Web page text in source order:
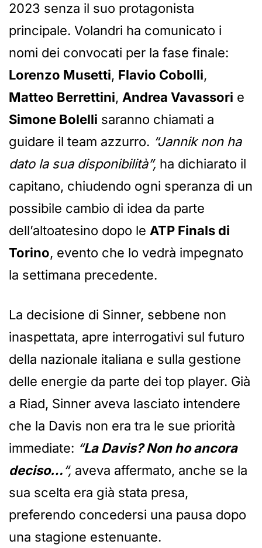
2023 senza il suo protagonista
principale. Volandri ha comunicato i
nomi dei convocati per la fase finale:
Lorenzo Musetti, Flavio Cobolli,
Matteo Berrettini, Andrea Vavassori e
Simone Bolelli saranno chiamati a
guidare il team azzurro. “Jannik non ha
dato la sua disponibilità”, ha dichiarato il
capitano, chiudendo ogni speranza di un
possibile cambio di idea da parte
dell’altoatesino dopo le ATP Finals di
Torino, evento che lo vedrà impegnato
la settimana precedente.
La decisione di Sinner, sebbene non
inaspettata, apre interrogativi sul futuro
della nazionale italiana e sulla gestione
delle energie da parte dei top player. Già
a Riad, Sinner aveva lasciato intendere
che la Davis non era tra le sue priorità
immediate: “La Davis? Non ho ancora
deciso…“, aveva affermato, anche se la
sua scelta era già stata presa,
preferendo concedersi una pausa dopo
una stagione estenuante.